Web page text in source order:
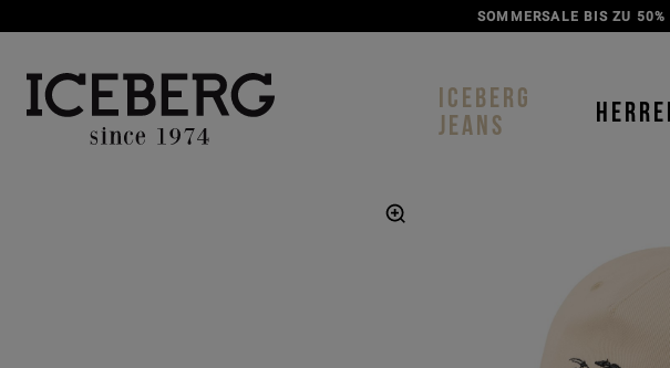
ENTDECKEN SIE DIE
ICEBERG
JEANS